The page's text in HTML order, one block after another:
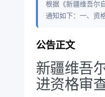
根据《新疆维吾尔
通知如下：一、资
公告正文
新疆维吾
进资格审